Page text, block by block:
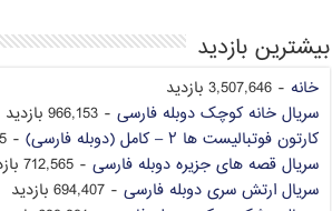
بیشترین بازدید
خانه - 3,507,646 بازدید
سریال خانه کوچک دوبله فارسی - 966,153 بازدید
کارتون فوتبالیست ها ۲ – کامل (دوبله فارسی)
- 834,875 بازدید
سریال قصه های جزیره دوبله فارسی - 712,565 بازدید
سریال ارتش سری دوبله فارسی - 694,407 بازدید